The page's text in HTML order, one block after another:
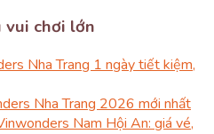
vui chơi lớn
Nha Trang 1 ngày tiết kiệm,
Nha Trang 2026 mới nhất
Nam Hội An: giá vé,